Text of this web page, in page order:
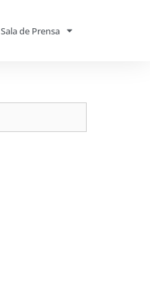
Sala de Prensa